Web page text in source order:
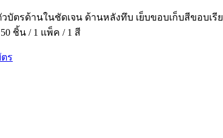
ตรด้านในชัดเจน ด้านหลังทึบ เย็บขอบเก็บสีขอบ
ชิ้น / 1 แพ็ค / 1 สี
ร